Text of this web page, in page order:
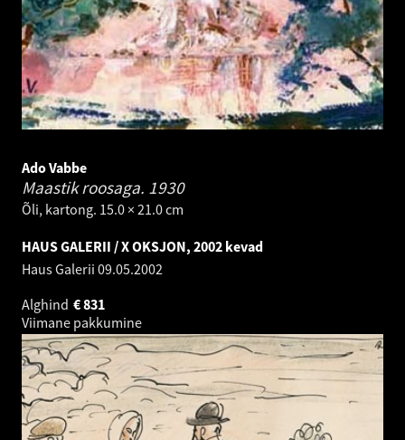
Ado Vabbe
Maastik roosaga. 1930
Õli, kartong. 15.0 × 21.0 cm
HAUS GALERII / X OKSJON, 2002 kevad
Haus Galerii 09.05.2002
Alghind
831
€
Viimane pakkumine